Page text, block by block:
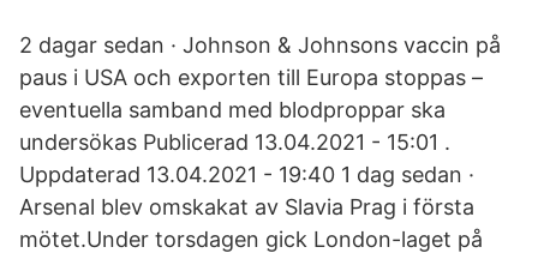
2 dagar sedan · Johnson & Johnsons vaccin på
paus i USA och exporten till Europa stoppas –
eventuella samband med blodproppar ska
undersökas Publicerad 13.04.2021 - 15:01 .
Uppdaterad 13.04.2021 - 19:40 1 dag sedan ·
Arsenal blev omskakat av Slavia Prag i första
mötet.Under torsdagen gick London-laget på